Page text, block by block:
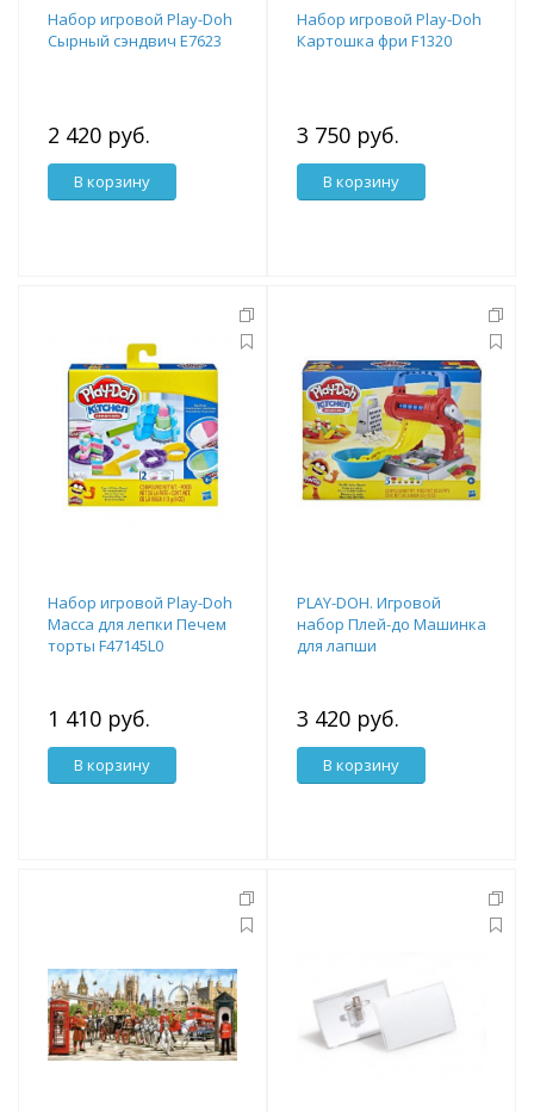
Набор игровой Play-Doh
Сырный сэндвич E7623
2 420 руб.
В корзину
Набор игровой Play-Doh
Картошка фри F1320
3 750 руб.
В корзину
Набор игровой Play-Doh
Масса для лепки Печем
торты F47145L0
1 410 руб.
В корзину
PLAY-DOH. Игровой
набор Плей-до Машинка
для лапши
3 420 руб.
В корзину